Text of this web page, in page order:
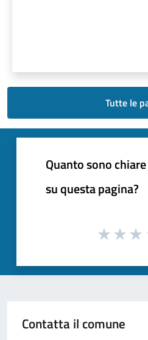
Tutte le
Quanto sono
su questa pagina?
Contatta il comune